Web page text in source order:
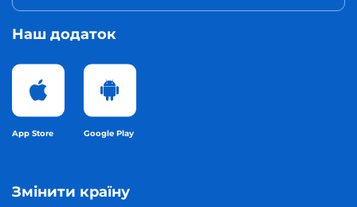
Наш додаток
App Store Google Play
Змінити країну